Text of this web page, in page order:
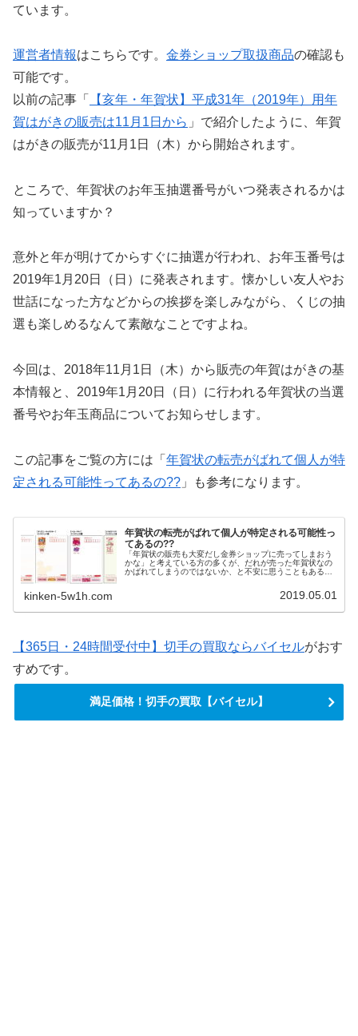
ています。
運営者情報はこちらです。 金券ショップ取扱商品の確認も
可能です。
以前の記事「
【亥年・年賀状】平成31年（2019年）用年
賀はがきの販売は11月1日から 」で紹介したように、年賀
はがきの販売が11月1日（木）から開始されます。
ところで、年賀状のお年玉抽選番号がいつ発表されるかは
知っていますか？
意外と年が明けてからすぐに抽選が行われ、お年玉番号は
2019年1月20日（日）に発表されます。懐かしい友人やお
世話になった方などからの挨拶を楽しみながら、くじの抽
選も楽しめるなんて素敵なことですよね。
今回は、2018年11月1日（木）から販売の年賀はがきの基
本情報と、2019年1月20日（日）に行われる年賀状の当選
番号やお年玉商品についてお知らせします。
この記事をご覧の方には「 年賀状の転売がばれて個人が特
定される可能性ってあるの?? 」も参考になります。
年賀状の転売がばれて個人が特定される可能性っ
てあるの??
「年賀状の販売も大変だし金券ショップに売ってしまおう
かな」と考えている方の多くが、だれが売った年賀状なの
かばれてしまうのではないか、と不安に思うこともあるか
を、どのように管理しているのか説明します。
kinken-5w1h.com 2019.05.01
【365日・24時間受付中】切手の買取ならバイセルがおす
すめです。
満足価格！切手の買取【バイセル】